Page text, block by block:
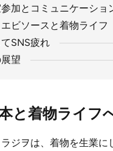
加とコミュニケーショ
ビソースと着物ライフ
SNS疲れ
望
と着物ライフ
ジヲは、着物を生業